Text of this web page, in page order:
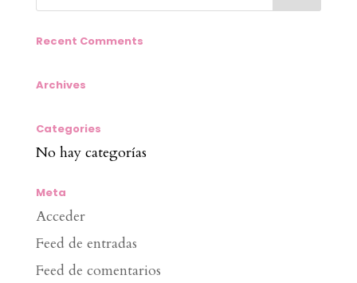
Recent Comments
Archives
Categories
No hay categorías
Meta
Acceder
Feed de entradas
Feed de comentarios